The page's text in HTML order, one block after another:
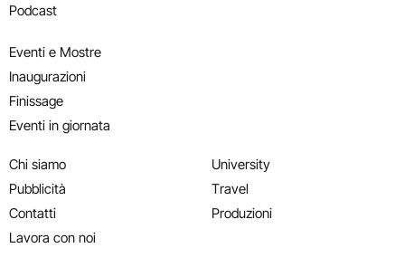
Podcast
Eventi e Mostre
Inaugurazioni
Finissage
Eventi in giornata
Chi siamo
Pubblicità
Contatti
Lavora con noi
University
Travel
Produzioni